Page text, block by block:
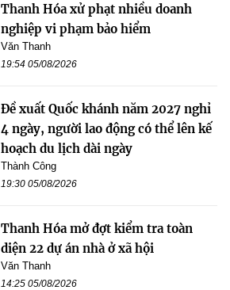
Thanh Hóa xử phạt nhiều doanh
nghiệp vi phạm bảo hiểm
Văn Thanh
19:54 05/08/2026
Đề xuất Quốc khánh năm 2027 nghỉ
4 ngày, người lao động có thể lên kế
hoạch du lịch dài ngày
Thành Công
19:30 05/08/2026
Thanh Hóa mở đợt kiểm tra toàn
diện 22 dự án nhà ở xã hội
Văn Thanh
14:25 05/08/2026